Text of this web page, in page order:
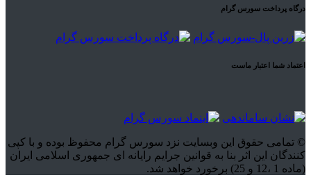
درگاه پرداخت سورس گرام
اعتماد شما اعتبار ماست
© تمامی حقوق این وبسایت نزد سورس گرام محفوظ بوده و با کپی
کنندگان این اثر بنا به قوانین جرایم رایانه ای جمهوری اسلامی ایران
(ماده 1 ،12 و 25) برخورد خواهد شد.